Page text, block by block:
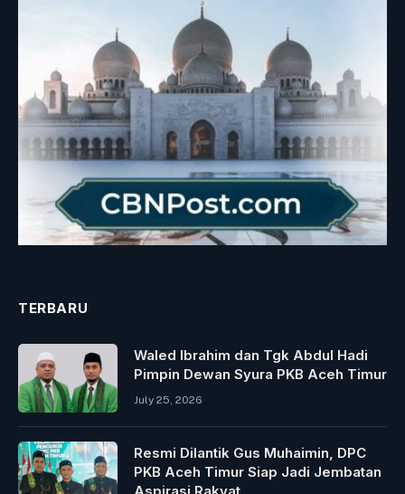
TERBARU
Waled Ibrahim dan Tgk Abdul Hadi
Pimpin Dewan Syura PKB Aceh Timur
July 25, 2026
Resmi Dilantik Gus Muhaimin, DPC
PKB Aceh Timur Siap Jadi Jembatan
Aspirasi Rakyat